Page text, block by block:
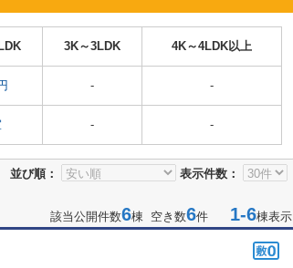
3K～3LDK 4K～4LDK以上
- -
- -
並び順： 表示件数：
該当公開件数6棟 空き数6件 1-6棟表示